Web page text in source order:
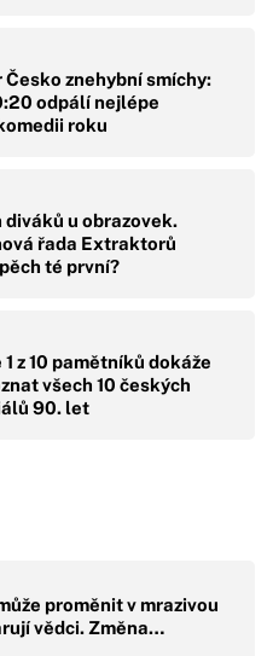
Česko znehybní smíchy:
odpálí nejlépe
roku
diváků u obrazovek.
řada Extraktorů
té první?
1 z 10 pamětníků dokáže
všech 10 českých
90. let
proměnit v mrazivou
vědci. Změna…